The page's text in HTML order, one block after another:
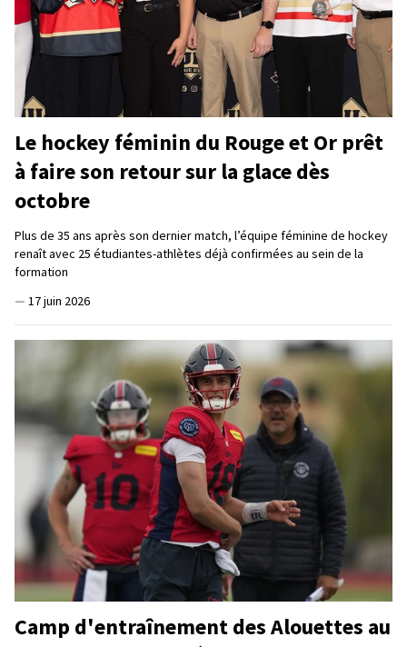
Le hockey féminin du Rouge et Or prêt
à faire son retour sur la glace dès
octobre
Plus de 35 ans après son dernier match, l’équipe féminine de hockey
renaît avec 25 étudiantes-athlètes déjà confirmées au sein de la
formation
— 17 juin 2026
Camp d'entraînement des Alouettes au